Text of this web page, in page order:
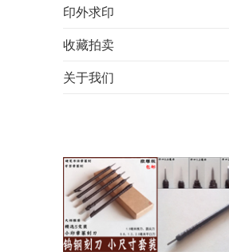
印外求印
收藏拍卖
关于我们